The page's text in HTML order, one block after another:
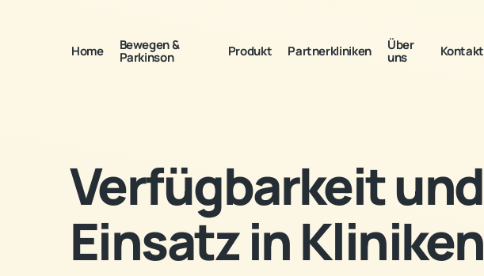
Home Bewegen &
Parkinson Produkt Partnerkliniken Über
uns Kontakt
Verfügbarkeit und
Einsatz in Kliniken